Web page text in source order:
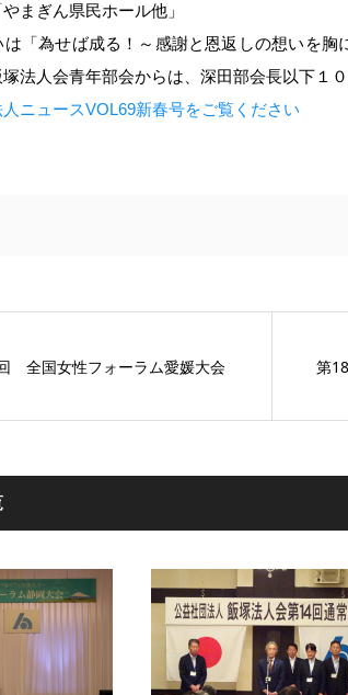
まぎん県民ホール他」
「為せば成る！～感謝と恩返しの想いを
法人会青年部会からは、深田部会長以下１０
ニュースVOL69新春号をご覧ください
全国女性フォーラム愛媛大会 第